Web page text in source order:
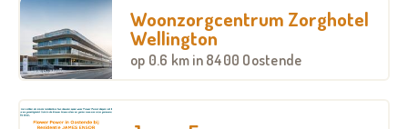
Woonzorgcentrum Zorghotel
Wellington
op 0.6 km in 8400 Oostende